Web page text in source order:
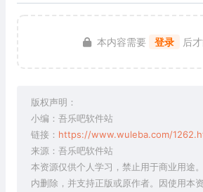
本内容需要 登录 后
版权声明：
小编：吾乐吧软件站
链接： https://www.wuleba.com/
来源：吾乐吧软件站
本资源仅供个人学习，禁止用于商业用途
内删除，并支持正版或原作者。因使用本